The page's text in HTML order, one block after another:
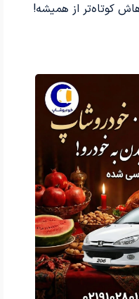
کوتاه‌تر از همیشه!